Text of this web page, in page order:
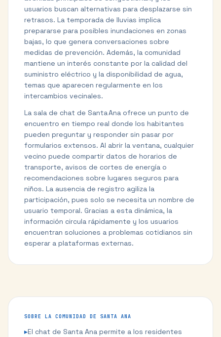
usuarios buscan alternativas para desplazarse sin
retrasos. La temporada de lluvias implica
prepararse para posibles inundaciones en zonas
bajas, lo que genera conversaciones sobre
medidas de prevención. Además, la comunidad
mantiene un interés constante por la calidad del
suministro eléctrico y la disponibilidad de agua,
temas que aparecen regularmente en los
intercambios vecinales.
La sala de chat de Santa Ana ofrece un punto de
encuentro en tiempo real donde los habitantes
pueden preguntar y responder sin pasar por
formularios extensos. Al abrir la ventana, cualquier
vecino puede compartir datos de horarios de
transporte, avisos de cortes de energía o
recomendaciones sobre lugares seguros para
niños. La ausencia de registro agiliza la
participación, pues solo se necesita un nombre de
usuario temporal. Gracias a esta dinámica, la
información circula rápidamente y los usuarios
encuentran soluciones a problemas cotidianos sin
esperar a plataformas externas.
SOBRE LA COMUNIDAD DE SANTA ANA
▸El chat de Santa Ana permite a los residentes